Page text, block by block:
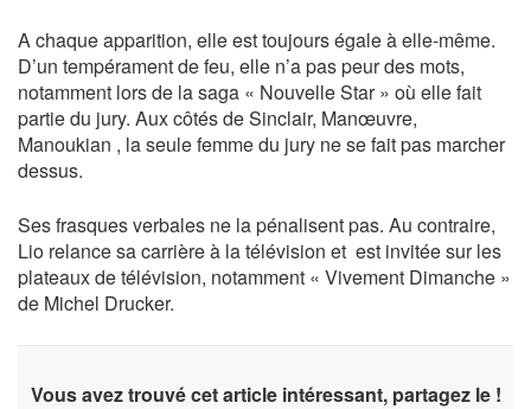
A chaque apparition, elle est toujours égale à elle-même.
D’un tempérament de feu, elle n’a pas peur des mots,
notamment lors de la saga « Nouvelle Star » où elle fait
partie du jury. Aux côtés de Sinclair, Manœuvre,
Manoukian , la seule femme du jury ne se fait pas marcher
dessus.
Ses frasques verbales ne la pénalisent pas. Au contraire,
Lio relance sa carrière à la télévision et est invitée sur les
plateaux de télévision, notamment « Vivement Dimanche »
de Michel Drucker.
Vous avez trouvé cet article intéressant, partagez le !